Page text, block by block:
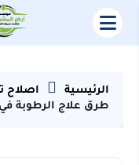
الرئيسية
اصلاح
طرق علاج الرطوبة في